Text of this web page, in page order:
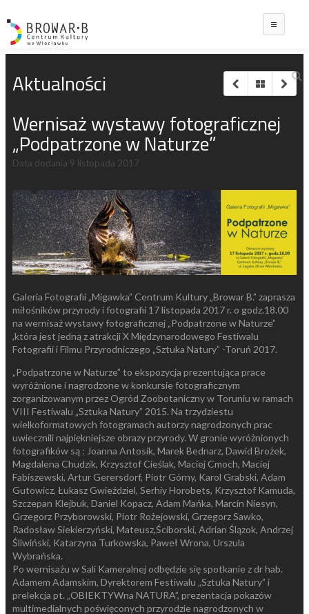
Aktualności
Wernisaż wystawy fotograficznej
„Podpatrzone w Naturze”
Data dodania 9 listopada 2017
Galeria Fotografii „Migawka” Centrum Kultury „Browar B.” zaprasza
miłośników przyrody i fotografii 17 listopada 2017 r. o godz.18.00
na wernisaż wystawy fotograficznej „Podpatrzone w Naturze”
,która jest jedną z atrakcji X Międzynarodowego Festiwalu
Fotografii i Filmu Przyrodniczego „Sztuka Natury” -Toruń 2017.
„Podpatrzone w Naturze” to ekspozycja prezentująca prace
wyróżnione i nagrodzone w konkursie fotograficznym
zorganizowanym przez Ogród Zoobotaniczny w Toruniu w ramach
VIII Festiwalu „Sztuka Natury” 2015. Na trzydziestu
wielkoformatowych fotogramach autorzy nagrodzonych prac
uwiecznili najpiękniejsze obrazy przyrody. W gronie wyróżnionych
fotografików są : Joanna Antosik, Marek Bednarz, Dawid Brożek,
Magdalena Chudzik, Krzysztof Cieślak, Maciej Cmoch, Maciej
Fabiszewski, Artur Gerersdorf, Piotr Górny, Karol Grabski, Adam
Gutowicz, Łukasz Gwieździel, Serhiy Horobets, Krzysztof Kamuda,
Szczepan Klejbuk, Daniel Kopacz, Adam Mańka, Marcin Niesyn,
Grzegorz Przyborowski, Piotr Rożejowski, Grzegorz Sawko,
Radosław Siekierzyński, Mateusz,Ściborski, Adrian Ślązok, Andrzej
Śliwiński, Katarzyna Turkowska, Paweł Wrona, Urszula
Wybrańska.
Po wernisażu w Sali Kameralnej odbędzie się spotkanie z dr hab.
Adamem Adamskim, Dyrektorem Festiwalu „Sztuka Natury” i
prelekcja pt. „OBIEKTYWna NATURA”, prezentacja pokazów
multimedialnych poświęconych przyrodzie nagrodzonych w